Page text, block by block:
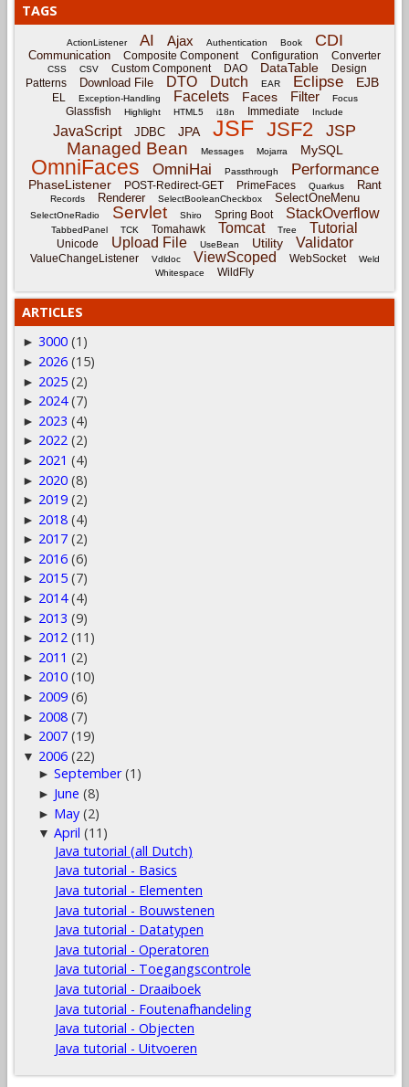
TAGS
ActionListener AI Ajax Authentication Book CDI
Communication Composite Component Configuration Converter
CSS CSV Custom Component DAO DataTable
Design
Patterns
Download File DTO Dutch EAR Eclipse EJB
EL Exception-Handling Facelets Faces Filter Focus
Glassfish Highlight HTML5 i18n Immediate Include
JavaScript JDBC JPA JSF JSF2 JSP
Managed Bean Messages Mojarra MySQL
OmniFaces OmniHai Passthrough Performance
PhaseListener POST-Redirect-GET PrimeFaces Quarkus Rant
Records Renderer SelectBooleanCheckbox SelectOneMenu
SelectOneRadio Servlet Shiro Spring Boot StackOverflow
TabbedPanel TCK Tomahawk Tomcat Tree Tutorial
Unicode Upload File UseBean Utility Validator
ValueChangeListener Vdldoc ViewScoped WebSocket
Weld
Whitespace
WildFly
ARTICLES
► 3000 (1)
► 2026 (15)
► 2025 (2)
► 2024 (7)
► 2023 (4)
► 2022 (2)
► 2021 (4)
► 2020 (8)
► 2019 (2)
► 2018 (4)
► 2017 (2)
► 2016 (6)
► 2015 (7)
► 2014 (4)
► 2013 (9)
► 2012 (11)
► 2011 (2)
► 2010 (10)
► 2009 (6)
► 2008 (7)
► 2007 (19)
▼ 2006 (22)
►September (1)
► June (8)
► May (2)
▼April (11)
Java tutorial (all Dutch)
Java tutorial - Basics
Java tutorial - Elementen
Java tutorial - Bouwstenen
Java tutorial - Datatypen
Java tutorial - Operatoren
Java tutorial - Toegangscontrole
Java tutorial - Draaiboek
Java tutorial - Foutenafhandeling
Java tutorial - Objecten
Java tutorial - Uitvoeren